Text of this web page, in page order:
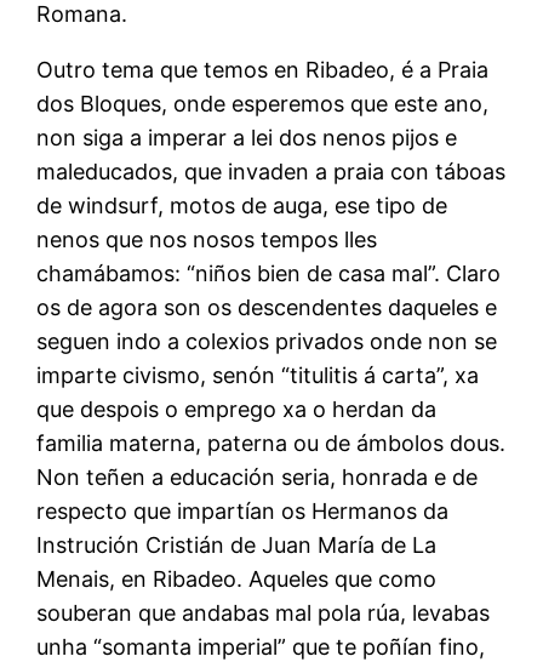
Romana.
Outro tema que temos en Ribadeo, é a Praia
dos Bloques, onde esperemos que este ano,
non siga a imperar a lei dos nenos pijos e
maleducados, que invaden a praia con táboas
de windsurf, motos de auga, ese tipo de
nenos que nos nosos tempos lles
chamábamos: “niños bien de casa mal”. Claro
os de agora son os descendentes daqueles e
seguen indo a colexios privados onde non se
imparte civismo, senón “titulitis á carta”, xa
que despois o emprego xa o herdan da
familia materna, paterna ou de ámbolos dous.
Non teñen a educación seria, honrada e de
respecto que impartían os Hermanos da
Instrución Cristián de Juan María de La
Menais, en Ribadeo. Aqueles que como
souberan que andabas mal pola rúa, levabas
unha “somanta imperial” que te poñían fino,